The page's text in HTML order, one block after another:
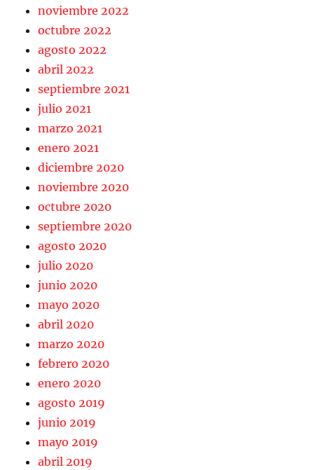
noviembre 2022
octubre 2022
agosto 2022
abril 2022
septiembre 2021
julio 2021
marzo 2021
enero 2021
diciembre 2020
noviembre 2020
octubre 2020
septiembre 2020
agosto 2020
julio 2020
junio 2020
mayo 2020
abril 2020
marzo 2020
febrero 2020
enero 2020
agosto 2019
junio 2019
mayo 2019
abril 2019